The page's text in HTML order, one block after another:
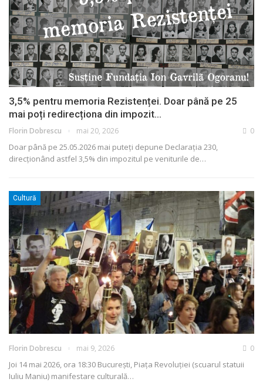
3,5% pentru memoria Rezistenței. Doar până pe 25
mai poți redirecționa din impozit…
Florin Dobrescu mai 20, 2026 0
Doar până pe 25.05.2026 mai puteți depune Declarația 230,
direcționând astfel 3,5% din impozitul pe veniturile de…
Cultură
Florin Dobrescu mai 9, 2026 0
Joi 14 mai 2026, ora 18:30 București, Piața Revoluției (scuarul statuii
Iuliu Maniu) manifestare culturală…